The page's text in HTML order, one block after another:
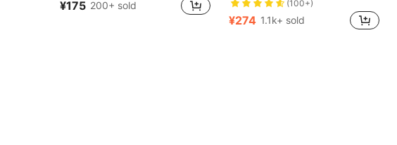
¥175 200+ sold 売り切れ間近！
(100+)
売り切れ間近！
(100+)
売り切れ間近！
¥274 1.1k+ sold